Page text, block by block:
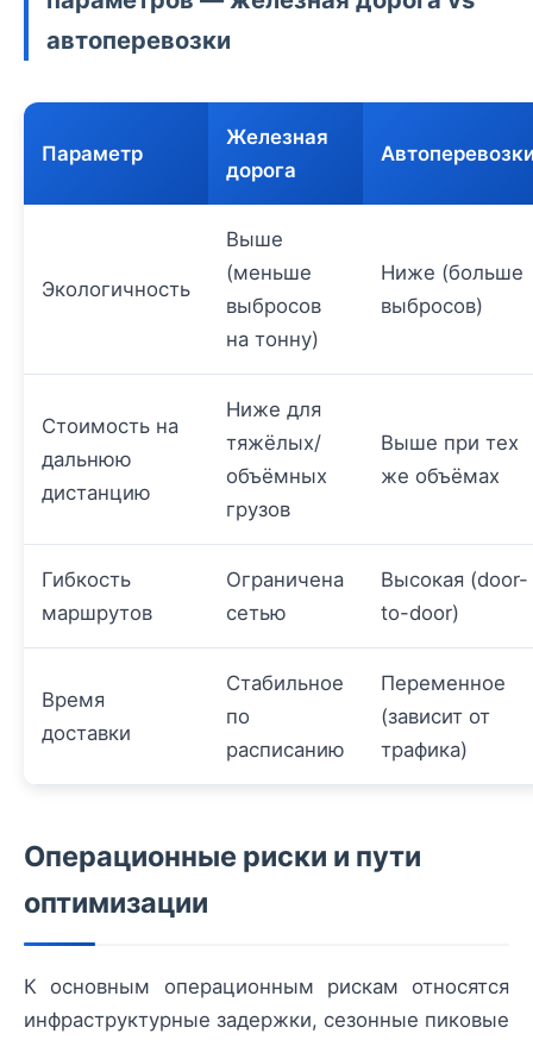
автоперевозки
Параметр
Железная
дорога
Экологичность
Выше
(меньше
выбросов
на тонну)
Ниже (больше
выбросов)
Стоимость на
дальнюю
дистанцию
Ниже для
тяжёлых/
объёмных
грузов
Выше при тех
же объёмах
Гибкость
маршрутов
Ограничена
сетью
Высокая (door-
to-door)
Время
доставки
Стабильное
по
расписанию
Переменное
(зависит от
трафика)
Операционные риски и пути
оптимизации
К основным операционным рискам относятся
инфраструктурные задержки, сезонные пиковые